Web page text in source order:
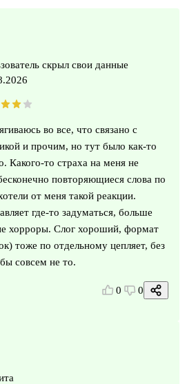
скрыл свои данные
во все, что связано с
и прочим, но тут было как-то
Какого-то страха на меня не
повторяющиеся слова по
от меня такой реакции.
где-то задуматься, больше
хорроры. Слог хороший, формат
тоже по отдельному цепляет, без
совсем не то.
0 0